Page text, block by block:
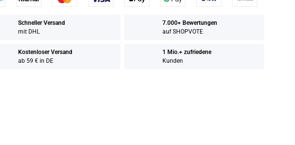
Schneller Versand
mit DHL
7.000+ Bewertungen
auf SHOPVOTE
Kostenloser Versand
ab 59 € in DE
1 Mio.+ zufriedene
Kunden